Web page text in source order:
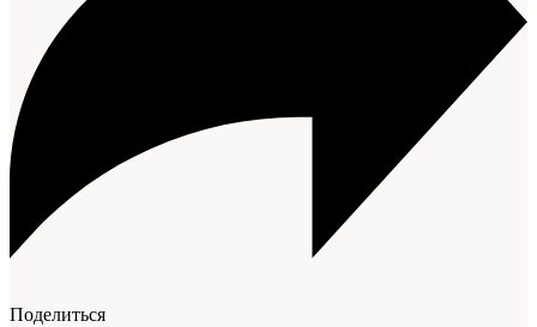
Поделиться